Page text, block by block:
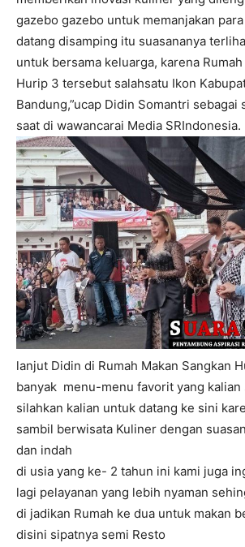
gazebo gazebo untuk memanjakan
datang disamping itu suasananya
untuk bersama keluarga, karena
Hurip 3 tersebut salahsatu Ikon
Bandung,”ucap Didin Somantri sebagai
saat di wawancarai Media
lanjut Didin di Rumah Makan Sangkan
banyak menu-menu favorit yang kalian
silahkan kalian untuk datang ke sini
sambil berwisata Kuliner dengan
dan indah
di usia yang ke- 2 tahun ini kami juga
lagi pelayanan yang lebih nyaman
di jadikan Rumah ke dua untuk makan
disini sipatnya semi Resto